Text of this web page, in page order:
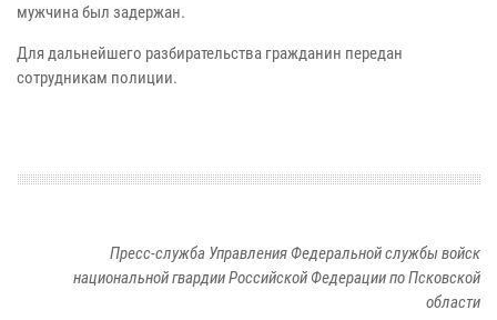
мужчина был задержан.
Для дальнейшего разбирательства гражданин передан
сотрудникам полиции.
Пресс-служба Управления Федеральной службы войск
национальной гвардии Российской Федерации по Псковской
области